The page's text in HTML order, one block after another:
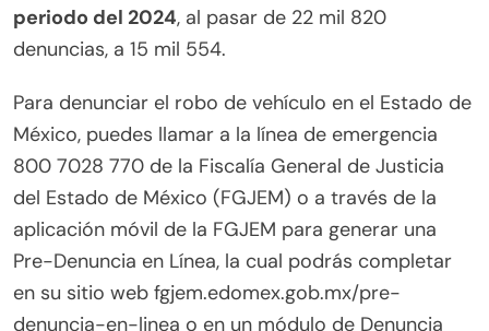
periodo del 2024, al pasar de 22 mil 820
denuncias, a 15 mil 554.
Para denunciar el robo de vehículo en el Estado de
México, puedes llamar a la línea de emergencia
800 7028 770 de la Fiscalía General de Justicia
del Estado de México (FGJEM) o a través de la
aplicación móvil de la FGJEM para generar una
Pre-Denuncia en Línea, la cual podrás completar
en su sitio web fgjem.edomex.gob.mx/pre-
denuncia-en-linea o en un módulo de Denuncia